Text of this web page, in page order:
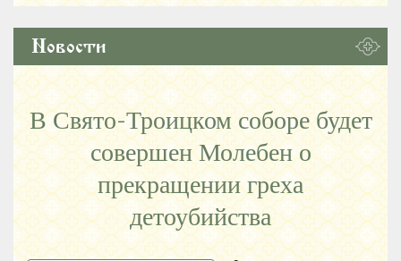
Новости
В Свято-Троицком соборе будет
совершен Молебен о
прекращении греха
детоубийства